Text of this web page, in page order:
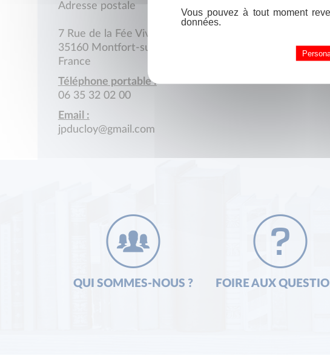
Adresse postale
7 Rue de la Fée Viviane
35160 Montfort-sur-Meu
France
Téléphone portable :
06 35 32 02 00
Email :
jpducloy@gmail.com
QUI SOMMES-NOUS ? FOIRE AUX
Vous pouvez à tout moment
données.